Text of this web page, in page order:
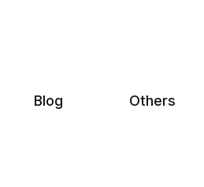
Blog Others